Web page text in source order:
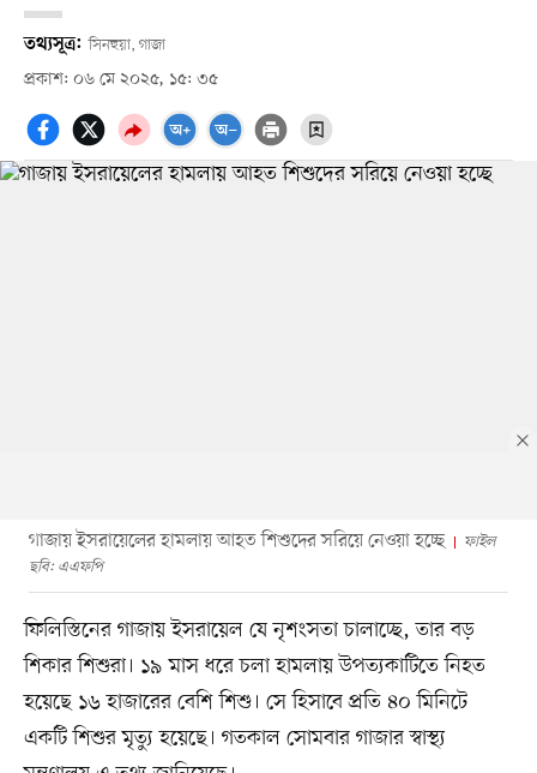
তথ্যসূত্র: সিনহুয়া, গাজা
প্রকাশ: ০৬ মে ২০২৫, ১৫: ৩৫
গাজায় ইসরায়েলের হামলায় আহত শিশুদের সরিয়ে নেওয়া হচ্ছে
ফাইল
ছবি: এএফপি
ফিলিস্তিনের গাজায় ইসরায়েল যে নৃশংসতা চালাচ্ছে, তার বড়
শিকার শিশুরা। ১৯ মাস ধরে চলা হামলায় উপত্যকাটিতে নিহত
হয়েছে ১৬ হাজারের বেশি শিশু। সে হিসাবে প্রতি ৪০ মিনিটে
একটি শিশুর মৃত্যু হয়েছে। গতকাল সোমবার গাজার স্বাস্থ্য